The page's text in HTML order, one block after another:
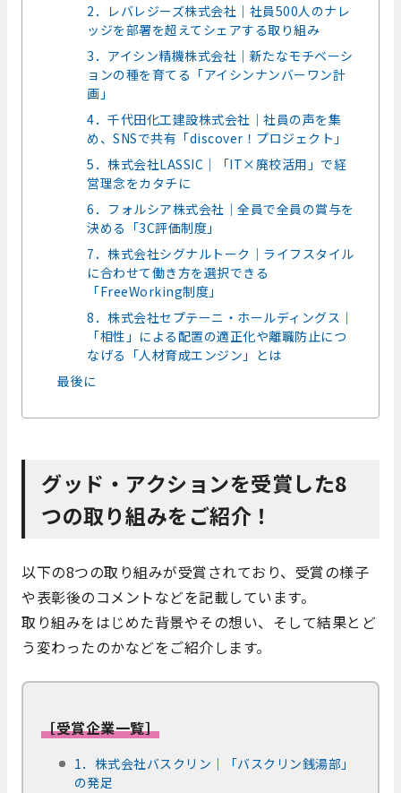
2．レバレジーズ株式会社｜社員500人のナレ
ッジを部署を超えてシェアする取り組み
3．アイシン精機株式会社｜新たなモチベーシ
ョンの種を育てる「アイシンナンバーワン計
画」
4．千代田化工建設株式会社｜社員の声を集
め、SNSで共有「discover！プロジェクト」
5．株式会社LASSIC｜「IT×廃校活用」で経
営理念をカタチに
6．フォルシア株式会社｜全員で全員の賞与を
決める「3C評価制度」
7．株式会社シグナルトーク｜ライフスタイル
に合わせて働き方を選択できる
「FreeWorking制度」
8．株式会社セプテーニ・ホールディングス｜
「相性」による配置の適正化や離職防止につ
なげる「人材育成エンジン」とは
最後に
グッド・アクションを受賞した8
つの取り組みをご紹介！
以下の8つの取り組みが受賞されており、受賞の様子
や表彰後のコメントなどを記載しています。
取り組みをはじめた背景やその想い、そして結果とど
う変わったのかなどをご紹介します。
［受賞企業一覧］
1．株式会社バスクリン｜「バスクリン銭湯部」
の発足